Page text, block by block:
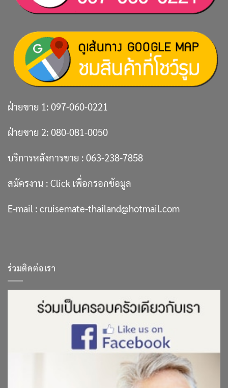
ฝ่ายขาย 1: 097-060-0221
ฝ่ายขาย 2: 080-081-0050
บริการหลังการขาย : 063-238-7858
สมัครงาน : Click เพื่อกรอกข้อมูล
E-mail : cruisemate-thailand@hotmail.com
ร่วมติดต่อเรา